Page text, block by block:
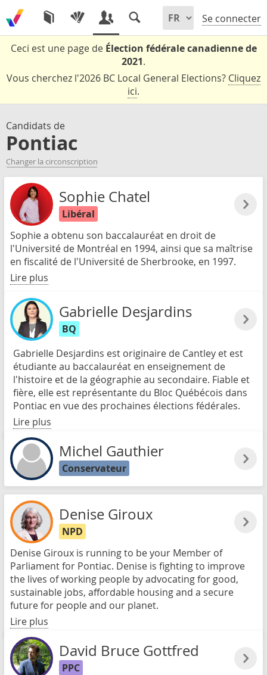
Se connecter
Ceci est une page de Élection fédérale canadienne de
2021.
Vous cherchez l'2026 BC Local General Elections? Cliquez
ici.
Candidats de
Pontiac
Changer la circonscription
Sophie Chatel
Libéral
Sophie a obtenu son baccalauréat en droit de
l'Université de Montréal en 1994, ainsi que sa maîtrise
en fiscalité de l'Université de Sherbrooke, en 1997.
Lire plus
Gabrielle Desjardins
BQ
Gabrielle Desjardins est originaire de Cantley et est
étudiante au baccalauréat en enseignement de
l'histoire et de la géographie au secondaire. Fiable et
fière, elle est représentante du Bloc Québécois dans
Pontiac en vue des prochaines élections fédérales.
Lire plus
Michel Gauthier
Conservateur
Denise Giroux
NPD
Denise Giroux is running to be your Member of
Parliament for Pontiac. Denise is fighting to improve
the lives of working people by advocating for good,
sustainable jobs, affordable housing and a secure
future for people and our planet.
Lire plus
David Bruce Gottfred
PPC